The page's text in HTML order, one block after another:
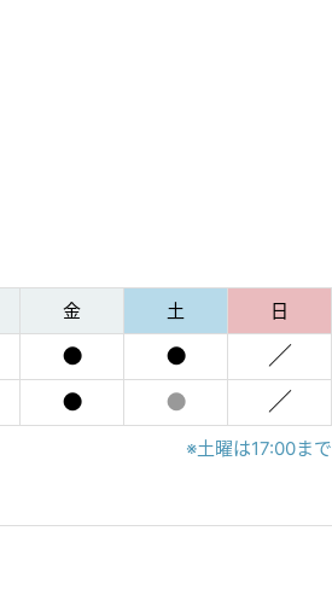
金 土
日
● ● ／
● ● ／
※土曜は17:00まで